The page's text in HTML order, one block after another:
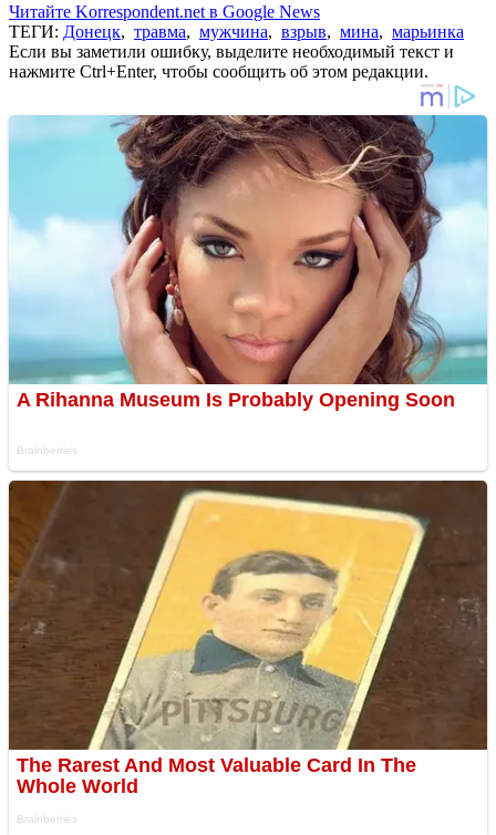
Читайте Korrespondent.net в Google News
ТЕГИ: Донецк, травма, мужчина, взрыв, мина, марьинка
Если вы заметили ошибку, выделите необходимый текст и
нажмите Ctrl+Enter, чтобы сообщить об этом редакции.